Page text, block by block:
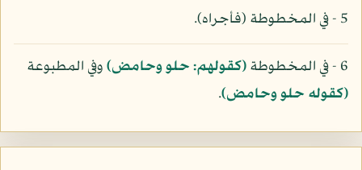
5 - في المخطوطة (فأجراه).
6 - في المخطوطة (كقولهم: حلو وحامض)وفي المطبوعة
(كقوله حلو وحامض).